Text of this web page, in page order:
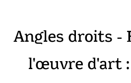
Angles droits -
l'œuvre d'art